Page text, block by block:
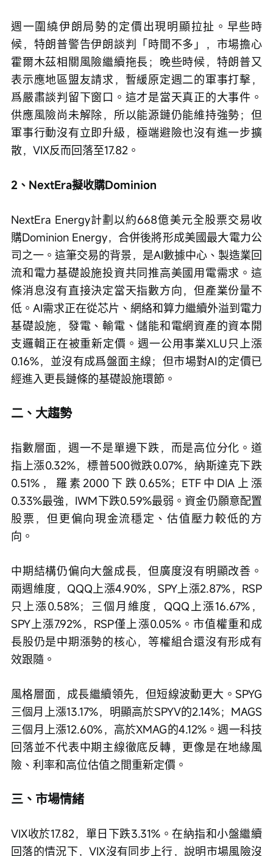
週一圍繞伊朗局勢的定價出現明顯拉扯。早些時
候，特朗普警告伊朗談判「時間不多」，市場擔心
霍爾木茲相關風險繼續拖長；晚些時候，特朗普又
表示應地區盟友請求，暫緩原定週二的軍事打擊，
爲嚴肅談判留下窗口。這才是當天真正的大事件。
供應風險尚未解除，所以能源鏈仍能維持強勢；但
軍事行動沒有立即升級，極端避險也沒有進一步擴
散，VIX反而回落至17.82。
2、NextEra擬收購Dominion
NextEra Energy計劃以約668億美元全股票交易收
購Dominion Energy，合併後將形成美國最大電力公
司之一。這筆交易的背景，是AI數據中心、製造業回
流和電力基礎設施投資共同推高美國用電需求。這
條消息沒有直接決定當天指數方向，但產業份量不
低。AI需求正在從芯片、網絡和算力繼續外溢到電力
基礎設施，發電、輸電、儲能和電網資產的資本開
支邏輯正在被重新定價。週一公用事業XLU只上漲
0.16%，並沒有成爲盤面主線；但市場對AI的定價已
經進入更長鏈條的基礎設施環節。
二、大趨勢
指數層面，週一不是單邊下跌，而是高位分化。道
指上漲0.32%，標普500微跌0.07%，納斯達克下跌
0.51%，羅素2000下跌0.65%；ETF中DIA上漲
0.33%最強，IWM下跌0.59%最弱。資金仍願意配置
股票，但更偏向現金流穩定、估值壓力較低的方
向。
中期結構仍偏向大盤成長，但廣度沒有明顯改善。
兩週維度，QQQ上漲4.90%，SPY上漲2.87%，RSP
只上漲0.58%；三個月維度，QQQ上漲16.67%，
SPY上漲7.92%，RSP僅上漲0.05%。市值權重和成
長股仍是中期漲勢的核心，等權組合還沒有形成有
效跟隨。
風格層面，成長繼續領先，但短線波動更大。SPYG
三個月上漲13.17%，明顯高於SPYV的2.14%；MAGS
三個月上漲12.60%，高於XMAG的4.12%。週一科技
回落並不代表中期主線徹底反轉，更像是在地緣風
險、利率和高位估值之間重新定價。
三、市場情緒
VIX收於17.82，單日下跌3.31%。在納指和小盤繼續
回落的情況下，VIX沒有同步上行，說明市場風險沒